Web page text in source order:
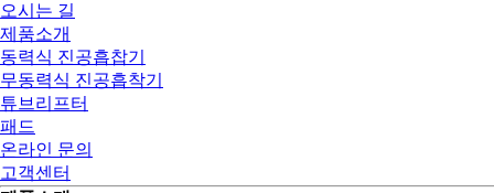
오시는 길
제품소개
동력식 진공흡찹기
무동력식 진공흡착기
튜브리프터
패드
온라인 문의
고객센터